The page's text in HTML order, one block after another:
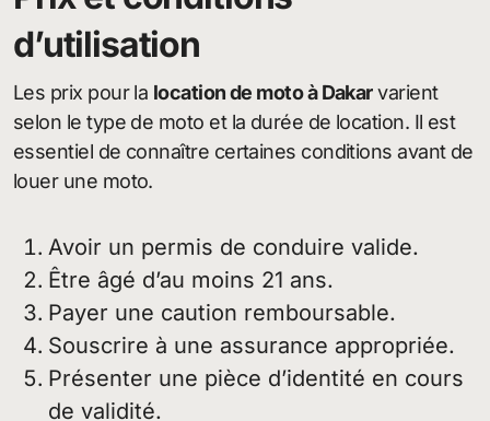
d’utilisation
Les prix pour la location de moto à Dakarvarient
selon le type de moto et la durée de location. Il est
essentiel de connaître certaines conditions avant de
louer une moto.
Avoir un permis de conduire valide.
Être âgé d’au moins 21 ans.
Payer une caution remboursable.
Souscrire à une assurance appropriée.
Présenter une pièce d’identité en cours
de validité.